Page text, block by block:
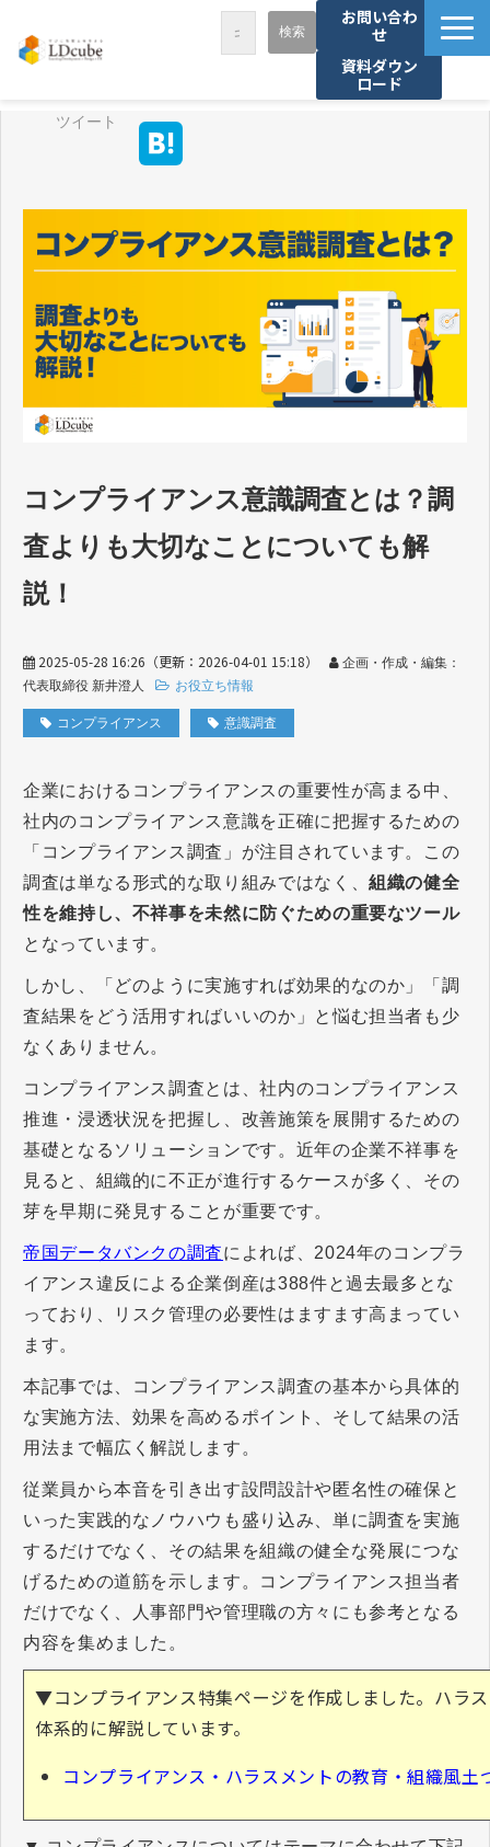
お問い合わ
せ
資料ダウン
ロード
LDcubeが選ばれる理由
事例紹介
セミナー・講座
お役立ち情報
資料ダウンロード
パートナー募集
ツイート
コンプライアンス意識調査とは？調
査よりも大切なことについても解
説！
2025-05-28 16:26 （更新： 2026-04-01 15:18）
企画・作成・編集：
代表取締役 新井澄人
お役立ち情報
コンプライアンス 意識調査
企業におけるコンプライアンスの重要性が高まる中、
社内のコンプライアンス意識を正確に把握するための
「コンプライアンス調査」が注目されています。この
調査は単なる形式的な取り組みではなく、組織の健全
性を維持し、不祥事を未然に防ぐための重要なツール
となっています。
しかし、「どのように実施すれば効果的なのか」「調
査結果をどう活用すればいいのか」と悩む担当者も少
なくありません。
コンプライアンス調査とは、社内のコンプライアンス
推進・浸透状況を把握し、改善施策を展開するための
基礎となるソリューションです。近年の企業不祥事を
見ると、組織的に不正が進行するケースが多く、その
芽を早期に発見することが重要です。
帝国データバンクの調査によれば、2024年のコンプラ
イアンス違反による企業倒産は388件と過去最多とな
っており、リスク管理の必要性はますます高まってい
ます。
本記事では、コンプライアンス調査の基本から具体的
な実施方法、効果を高めるポイント、そして結果の活
用法まで幅広く解説します。
従業員から本音を引き出す設問設計や匿名性の確保と
いった実践的なノウハウも盛り込み、単に調査を実施
するだけでなく、その結果を組織の健全な発展につな
げるための道筋を示します。コンプライアンス担当者
だけでなく、人事部門や管理職の方々にも参考となる
内容を集めました。
▼コンプライアンス特集ページを作成しました。ハラ
体系的に解説しています。
コンプライアンス・ハラスメントの教育・組織風土